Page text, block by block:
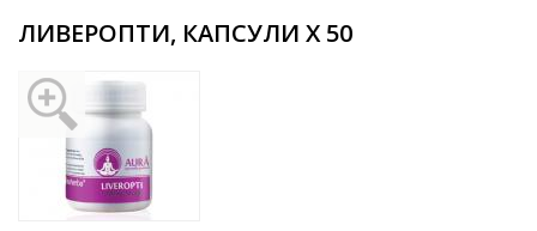
ЛИВЕРОПТИ, КАПСУЛИ Х 50